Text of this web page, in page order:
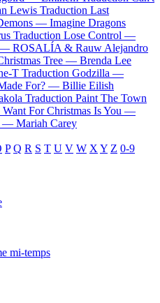
Lewis Traduction Last
— Imagine Dragons
Traduction Lose Control —
— ROSALÍA & Rauw Alejandro
Tree — Brenda Lee
T Traduction Godzilla —
For? — Billie Eilish
Traduction Paint The Town
For Christmas Is You —
— Mariah Carey
P Q R S T U V W X Y Z 0-9
mi-temps